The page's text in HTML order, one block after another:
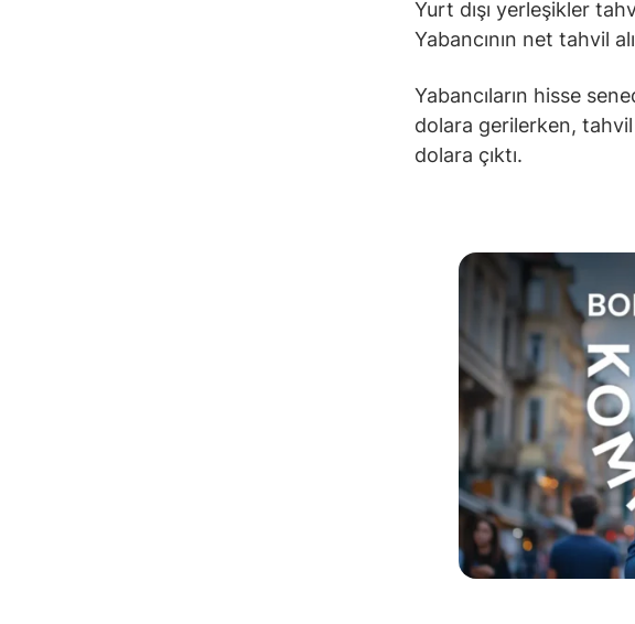
Yurt dışı yerleşikler
Yabancının net tahvil
Yabancıların hisse
dolara gerilerken,
dolara çıktı.